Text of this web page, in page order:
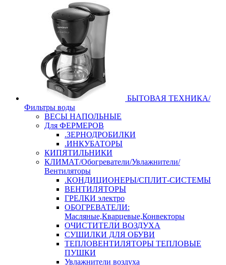
БЫТОВАЯ ТЕХНИКА/
Фильтры воды
ВЕСЫ НАПОЛЬНЫЕ
Для ФЕРМЕРОВ
.ЗЕРНОДРОБИЛКИ
.ИНКУБАТОРЫ
КИПЯТИЛЬНИКИ
КЛИМАТ/Обогреватели/Увлажнители/
Вентиляторы
.КОНДИЦИОНЕРЫ/СПЛИТ-СИСТЕМЫ
ВЕНТИЛЯТОРЫ
ГРЕЛКИ электро
ОБОГРЕВАТЕЛИ:
Масляные,Кварцевые,Конвекторы
ОЧИСТИТЕЛИ ВОЗДУХА
СУШИЛКИ ДЛЯ ОБУВИ
ТЕПЛОВЕНТИЛЯТОРЫ ТЕПЛОВЫЕ
ПУШКИ
Увлажнители воздуха